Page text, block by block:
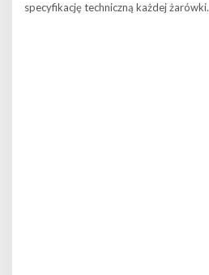
specyfikację techniczną każdej żarówki.